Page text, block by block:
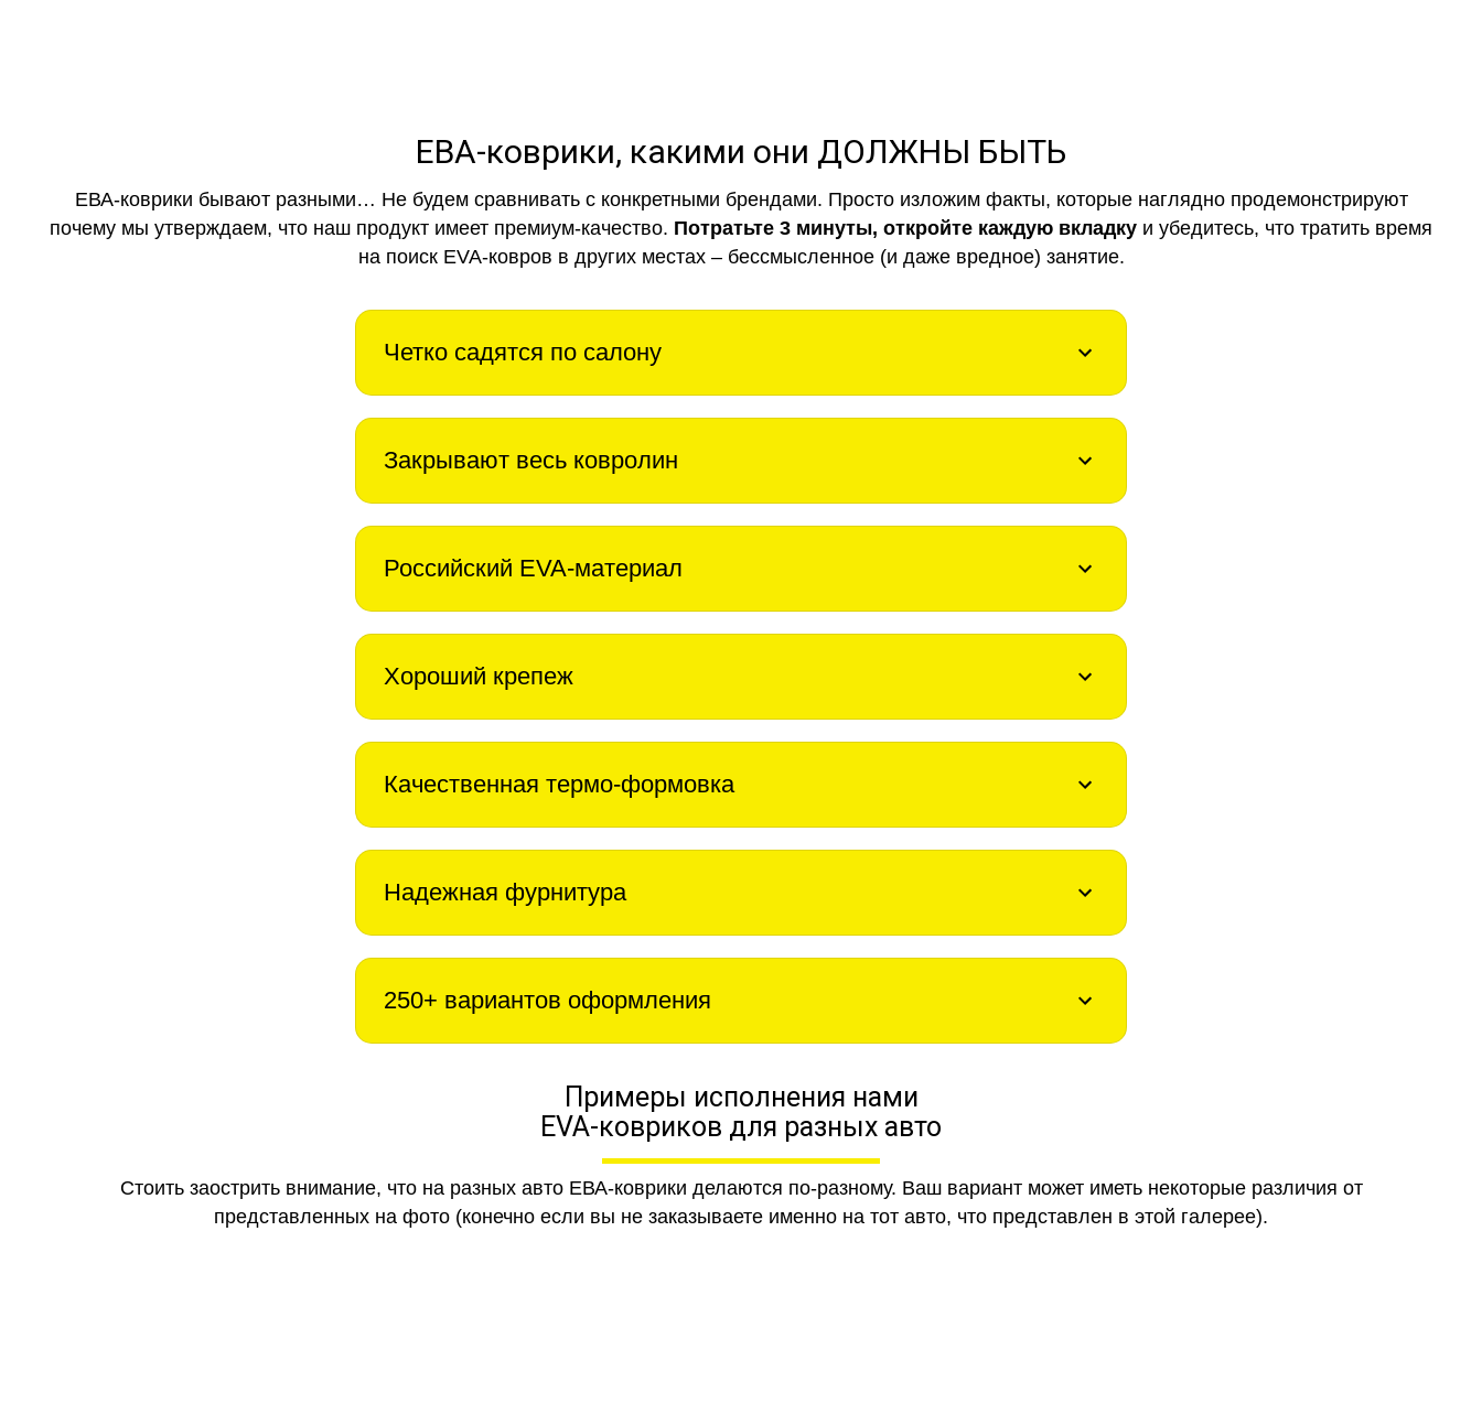
ЕВА-коврики, какими они ДОЛЖНЫ БЫТЬ
ЕВА-коврики бывают разными… Не будем сравнивать с конкретными брендами. Просто изложим факты, которые наглядно продемонстрируют
почему мы утверждаем, что наш продукт имеет премиум-качество. Потратьте 3 минуты, откройте каждую вкладку и убедитесь, что тратить время
на поиск EVA-ковров в других местах – бессмысленное (и даже вредное) занятие.
Четко садятся по салону
Закрывают весь ковролин
Российский EVA-материал
Хороший крепеж
Качественная термо-формовка
Надежная фурнитура
250+ вариантов оформления
Примеры исполнения нами
EVA-ковриков для разных авто
Стоить заострить внимание, что на разных авто ЕВА-коврики делаются по-разному. Ваш вариант может иметь некоторые различия от
представленных на фото (конечно если вы не заказываете именно на тот авто, что представлен в этой галерее).